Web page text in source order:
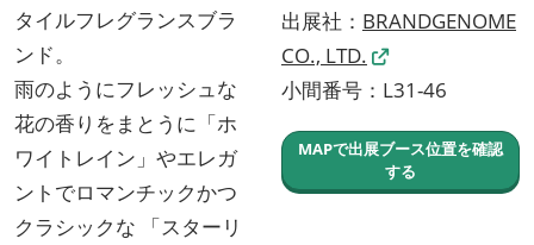
タイルフレグランスブラ
ンド。
雨のようにフレッシュな
花の香りをまとうに「ホ
ワイトレイン」やエレガ
ントでロマンチックかつ
クラシックな 「スターリ
出展社： BRANDGENOME
CO., LTD.
小間番号：L31-46
MAPで出展ブース位置を確認
する